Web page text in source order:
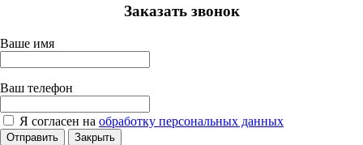
Заказать звонок
Ваше имя
Ваш телефон
Я согласен на обработку персональных данных
Отправить Закрыть